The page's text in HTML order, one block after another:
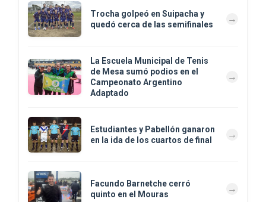
Trocha golpeó en Suipacha y
quedó cerca de las semifinales
La Escuela Municipal de Tenis
de Mesa sumó podios en el
Campeonato Argentino
Adaptado
Estudiantes y Pabellón ganaron
en la ida de los cuartos de final
Facundo Barnetche cerró
quinto en el Mouras